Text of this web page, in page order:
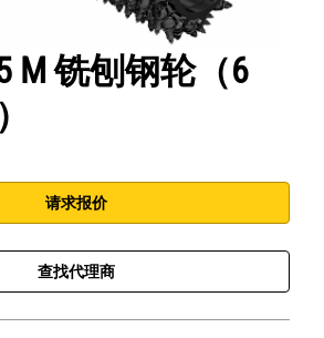
M 铣刨钢轮（6
请求报价
查找代理商